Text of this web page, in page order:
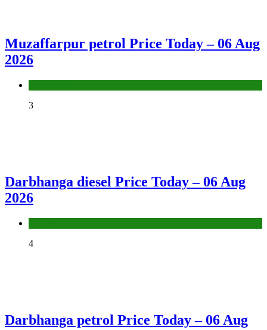
Muzaffarpur petrol Price Today – 06 Aug
2026
3
Darbhanga diesel Price Today – 06 Aug
2026
4
Darbhanga petrol Price Today – 06 Aug